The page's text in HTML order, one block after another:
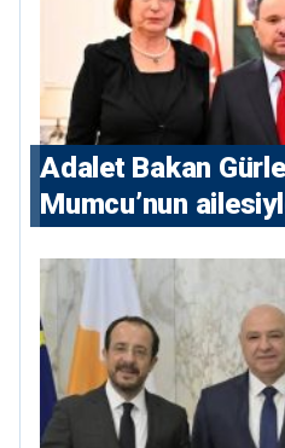
Adalet Bakan
Mumcu’nun
devlet isterse her
çıkarır”